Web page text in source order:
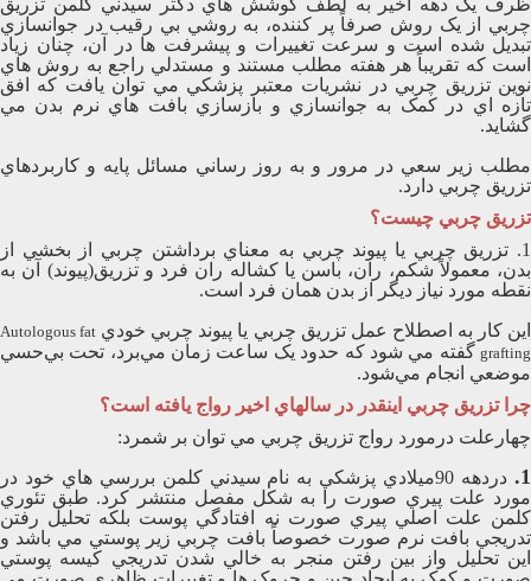
ظرف يک دهه اخير به لطف کوشش هاي دکتر سيدني کلمن تزريق
چربي از يک روش صرفاً پر کننده، به روشي بي رقيب در جوانسازي
تبديل شده است و سرعت تغييرات و پيشرفت ها در آن، چنان زياد
است که تقريباً هر هفته مطلب مستند و مستدلي راجع به روش هاي
نوين تزريق چربي در نشريات معتبر پزشکي مي توان يافت که افق
تازه اي در کمک به جوانسازي و بازسازي بافت هاي نرم بدن مي
گشايد.
مطلب زير سعي در مرور و به روز رساني مسائل پايه و کاربردهاي
تزريق چربي دارد.
تزريق چربي چيست؟
1. تزريق چربي يا پيوند چربي به معناي برداشتن چربي از بخشي از
بدن، معمولاً شکم، ران، باسن يا کشاله ران فرد و تزريق(پيوند) آن به
نقطه مورد نياز ديگر از بدن همان فرد است.
اين کار به اصطلاح عمل تزريق چربي يا پيوند چربي خودي Autologous fat
grafting گفته مي شود که حدود يک ساعت زمان مي‌برد، تحت بي‌حسي
موضعي انجام مي‌شود.
چرا تزريق چربي اينقدر در سالهاي اخير رواج يافته است؟
چهارعلت درمورد رواج تزريق چربي مي توان بر شمرد:
1.
دردهه 90ميلادي پزشکي به نام سيدني کلمن بررسي هاي خود در
مورد علت پيري صورت را به شکل مفصل منتشر کرد. طبق تئوري
کلمن علت اصلي پيري صورت نه افتادگي پوست بلکه تحليل رفتن
تدريجي بافت نرم صورت خصوصاً بافت چربي زير پوستي مي باشد و
اين تحليل واز بين رفتن منجر به خالي شدن تدريجي کيسه پوستي